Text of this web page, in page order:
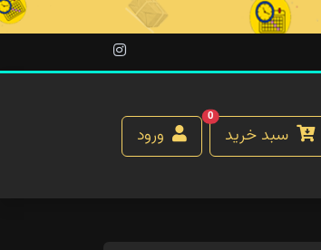
سبد خرید
0
ورود